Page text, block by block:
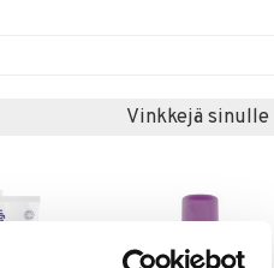
Vinkkejä sinulle